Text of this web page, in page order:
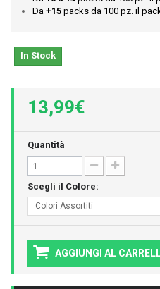
Da +15 packs da 100 pz. il
In Stock
13,99€
Quantità
Scegli il Colore:
Colori Assortiti
AGGIUNGI AL